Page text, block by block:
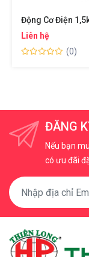
Động Cơ Điện
Liên hệ
(0)
ĐĂNG
Nếu bạn
có ưu đãi